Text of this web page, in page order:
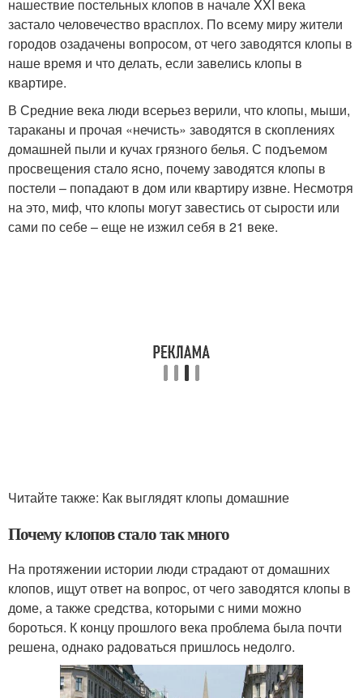
нашествие постельных клопов в начале XXI века
застало человечество врасплох. По всему миру жители
городов озадачены вопросом, от чего заводятся клопы в
наше время и что делать, если завелись клопы в
квартире.
В Средние века люди всерьез верили, что клопы, мыши,
тараканы и прочая «нечисть» заводятся в скоплениях
домашней пыли и кучах грязного белья. С подъемом
просвещения стало ясно, почему заводятся клопы в
постели – попадают в дом или квартиру извне. Несмотря
на это, миф, что клопы могут завестись от сырости или
сами по себе – еще не изжил себя в 21 веке.
Читайте также: Как выглядят клопы домашние
Почему клопов стало так много
На протяжении истории люди страдают от домашних
клопов, ищут ответ на вопрос, от чего заводятся клопы в
доме, а также средства, которыми с ними можно
бороться. К концу прошлого века проблема была почти
решена, однако радоваться пришлось недолго.